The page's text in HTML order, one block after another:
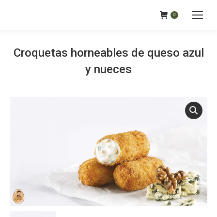
0
Croquetas horneables de queso azul
y nueces